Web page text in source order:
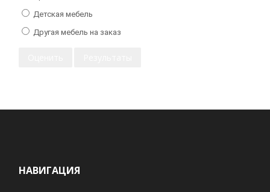
Детская мебель
Другая мебель на заказ
НАВИГАЦИЯ